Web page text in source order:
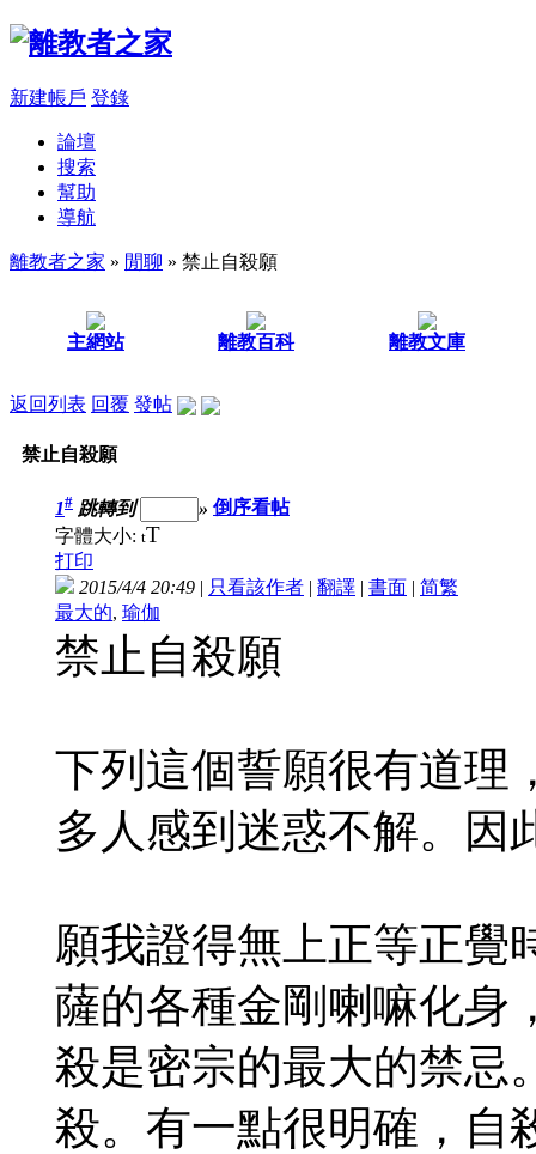
新建帳戶 登錄
論壇
搜索
幫助
導航
離教者之家 » 閒聊 » 禁止自殺願
主網站 離教百科 離教文庫
返回列表 回覆 發帖
禁止自殺願
1# 跳轉到 » 倒序看帖
字體大小: tT
打印
2015/4/4 20:49 | 只看該作者 | 翻譯 | 書面 | 简繁
最大的, 瑜伽
禁止自殺願
下列這個誓願很有道理
多人感到迷惑不解。因
願我證得無上正等正覺
薩的各種金剛喇嘛化身
殺是密宗的最大的禁忌
殺。有一點很明確，自